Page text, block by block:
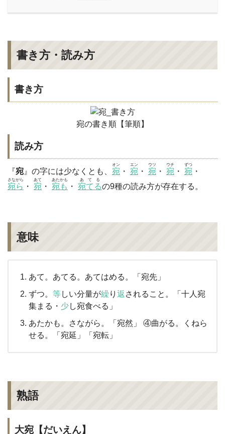
書き方・読み方
書き方
宛の書き順【筆順】
読み方
『宛』の字には少なくとも、 宛
オン
・ 宛
エン
・ 宛
ウツ
・ 宛
ウチ
・ 宛
ずつ
・
宛ら
さながら
・ 宛
あて
・ 宛も
あたかも
・ 宛てる
あてる
の9種の読み方が存在する。
意味
あて。あてる。あてはめる。「宛先」
ずつ。 等しい分量が繰り 返 されること。「十人宛
集まる・ 少し宛食べる」
あたかも。さながら。「宛然」 ④曲がる。くねら
せる。「宛延」「宛転」
熟語
大宛【だいえん】